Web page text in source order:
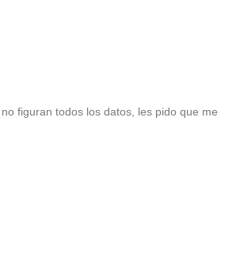
figuran todos los datos, les pido que me